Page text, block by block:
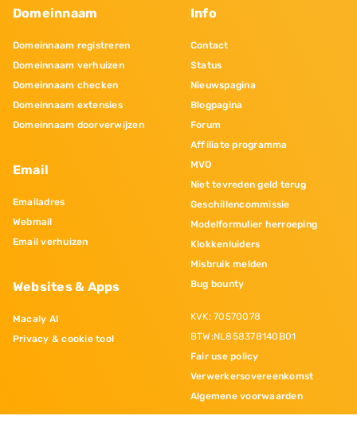
Domeinnaam
Domeinnaam registreren
Domeinnaam verhuizen
Domeinnaam checken
Domeinnaam extensies
Domeinnaam doorverwijzen
Email
Emailadres
Webmail
Email verhuizen
Websites & Apps
Macaly AI
Privacy & cookie tool
Info
Contact
Status
Nieuwspagina
Blogpagina
Forum
Affiliate programma
MVO
Niet tevreden geld terug
Geschillencommissie
Modelformulier herroeping
Klokkenluiders
Misbruik melden
Bug bounty
KVK: 70570078
BTW:NL858378140B01
Fair use policy
Verwerkersovereenkomst
Algemene voorwaarden